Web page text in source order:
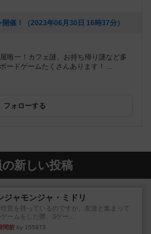
催！（2023年06月30日 16時37分）
唯一！カフェ謎、お持ち帰り謎など多
ードゲームたくさんあります！ ...
フォローする
新しい投稿
ジャモンジャ・ミドリ
音を持っているのですが、友達と集まって
ゲームをした際、3ゲー...
間前 by 155973